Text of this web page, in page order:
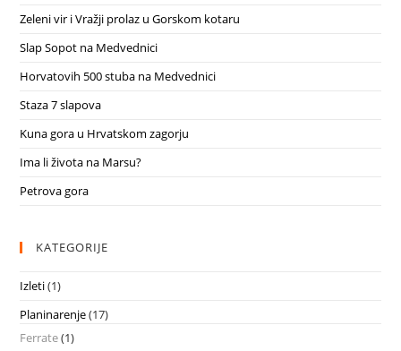
Zeleni vir i Vražji prolaz u Gorskom kotaru
Slap Sopot na Medvednici
Horvatovih 500 stuba na Medvednici
Staza 7 slapova
Kuna gora u Hrvatskom zagorju
Ima li života na Marsu?
Petrova gora
KATEGORIJE
Izleti(1)
Planinarenje(17)
Ferrate(1)